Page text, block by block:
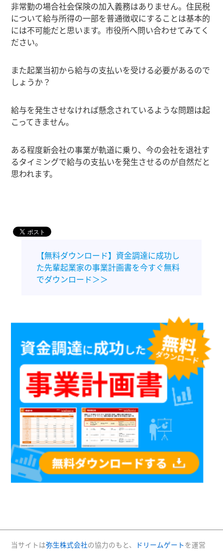
非常勤の場合社会保険の加入義務はありません。住民税
について給与所得の一部を普通徴収にすることは基本的
には不可能だと思います。市役所へ問い合わせてみてく
ださい。
また起業当初から給与の支払いを受ける必要があるので
しょうか？
給与を発生させなければ懸念されているような問題は起
こってきません。
ある程度新会社の事業が軌道に乗り、今の会社を退社す
るタイミングで給与の支払いを発生させるのが自然だと
思われます。
【無料ダウンロード】資金調達に成功し
た先輩起業家の事業計画書を今すぐ無料
でダウンロード＞＞
当サイトは弥生株式会社の協力のもと、 ドリームゲートを運営